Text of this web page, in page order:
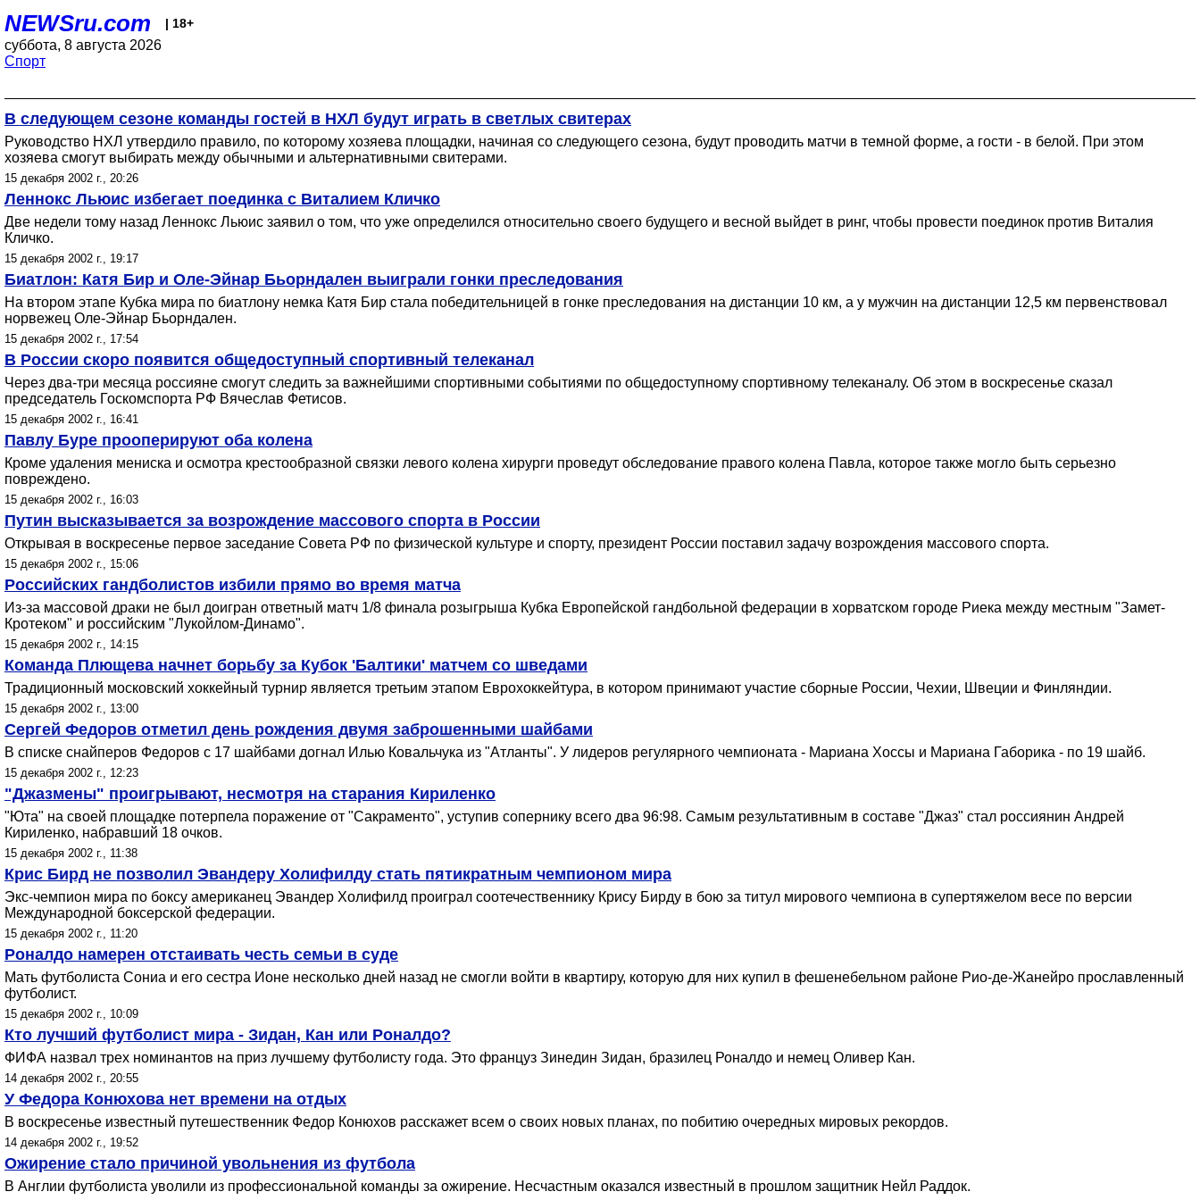
NEWSru.com | 18+
суббота, 8 августа 2026
Спорт
В следующем сезоне команды гостей в НХЛ будут играть в светлых свитерах
Руководство НХЛ утвердило правило, по которому хозяева площадки, начиная со следующего сезона, будут проводить матчи в темной форме, а гости - в белой. При этом
хозяева смогут выбирать между обычными и альтернативными свитерами.
15 декабря 2002 г., 20:26
Леннокс Льюис избегает поединка с Виталием Кличко
Две недели тому назад Леннокс Льюис заявил о том, что уже определился относительно своего будущего и весной выйдет в ринг, чтобы провести поединок против Виталия
Кличко.
15 декабря 2002 г., 19:17
Биатлон: Катя Бир и Оле-Эйнар Бьорндален выиграли гонки преследования
На втором этапе Кубка мира по биатлону немка Катя Бир стала победительницей в гонке преследования на дистанции 10 км, а у мужчин на дистанции 12,5 км первенствовал
норвежец Оле-Эйнар Бьорндален.
15 декабря 2002 г., 17:54
В России скоро появится общедоступный спортивный телеканал
Через два-три месяца россияне смогут следить за важнейшими спортивными событиями по общедоступному спортивному телеканалу. Об этом в воскресенье сказал
председатель Госкомспорта РФ Вячеслав Фетисов.
15 декабря 2002 г., 16:41
Павлу Буре прооперируют оба колена
Кроме удаления мениска и осмотра крестообразной связки левого колена хирурги проведут обследование правого колена Павла, которое также могло быть серьезно
повреждено.
15 декабря 2002 г., 16:03
Путин высказывается за возрождение массового спорта в России
Открывая в воскресенье первое заседание Совета РФ по физической культуре и спорту, президент России поставил задачу возрождения массового спорта.
15 декабря 2002 г., 15:06
Российских гандболистов избили прямо во время матча
Из-за массовой драки не был доигран ответный матч 1/8 финала розыгрыша Кубка Европейской гандбольной федерации в хорватском городе Риека между местным "Замет-
Кротеком" и российским "Лукойлом-Динамо".
15 декабря 2002 г., 14:15
Команда Плющева начнет борьбу за Кубок 'Балтики' матчем со шведами
Традиционный московский хоккейный турнир является третьим этапом Еврохоккейтура, в котором принимают участие сборные России, Чехии, Швеции и Финляндии.
15 декабря 2002 г., 13:00
Сергей Федоров отметил день рождения двумя заброшенными шайбами
В списке снайперов Федоров с 17 шайбами догнал Илью Ковальчука из "Атланты". У лидеров регулярного чемпионата - Мариана Хоссы и Мариана Габорика - по 19 шайб.
15 декабря 2002 г., 12:23
"Джазмены" проигрывают, несмотря на старания Кириленко
"Юта" на своей площадке потерпела поражение от "Сакраменто", уступив сопернику всего два 96:98. Самым результативным в составе "Джаз" стал россиянин Андрей
Кириленко, набравший 18 очков.
15 декабря 2002 г., 11:38
Крис Бирд не позволил Эвандеру Холифилду стать пятикратным чемпионом мира
Экс-чемпион мира по боксу американец Эвандер Холифилд проиграл соотечественнику Крису Бирду в бою за титул мирового чемпиона в супертяжелом весе по версии
Международной боксерской федерации.
15 декабря 2002 г., 11:20
Роналдо намерен отстаивать честь семьи в суде
Мать футболиста Сониа и его сестра Ионе несколько дней назад не смогли войти в квартиру, которую для них купил в фешенебельном районе Рио-де-Жанейро прославленный
футболист.
15 декабря 2002 г., 10:09
Кто лучший футболист мира - Зидан, Кан или Роналдо?
ФИФА назвал трех номинантов на приз лучшему футболисту года. Это француз Зинедин Зидан, бразилец Роналдо и немец Оливер Кан.
14 декабря 2002 г., 20:55
У Федора Конюхова нет времени на отдых
В воскресенье известный путешественник Федор Конюхов расскажет всем о своих новых планах, по побитию очередных мировых рекордов.
14 декабря 2002 г., 19:52
Ожирение стало причиной увольнения из футбола
В Англии футболиста уволили из профессиональной команды за ожирение. Несчастным оказался известный в прошлом защитник Нейл Раддок.